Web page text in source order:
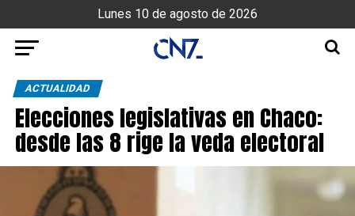
Lunes 10 de agosto de 2026
ACTUALIDAD
Elecciones legislativas en Chaco:
desde las 8 rige la veda electoral